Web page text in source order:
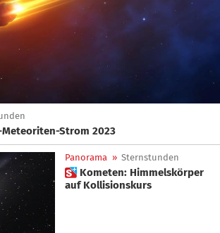
Meteoriten-Strom 2023
Panorama » Sternstunden
 Kometen: Himmelskörper
auf Kollisionskurs